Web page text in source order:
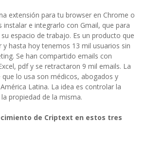
extensión para tu browser en Chrome o
instalar e integrarlo con Gmail, que para
espacio de trabajo. Es un producto que
y hasta hoy tenemos 13 mil usuarios sin
Se han compartido emails con
pdf y se retractaron 9 mil emails. La
lo usa son médicos, abogados y
Latina. La idea es controlar la
propiedad de la misma.
de Criptext en estos tres